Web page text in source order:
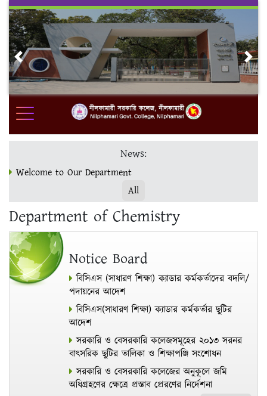
Skip
content
Previous
News:
Welcome to Our Department
ভর্তি ও ফরম পূরণ www.nilgc.eshiksabd.com ওয়েবসাইটে সম্পন্ন
করুন।
মাস্টার্স ফাইনাল ভর্তির শেষ সময় 19/12/23
All
Department of Chemistry
Notice Board
বিসিএস (সাধারণ শিক্ষা) ক্যাডার কর্মকর্তাদের বদলি/
পদায়নের আদেশ
বিসিএস(সাধারণ শিক্ষা) ক্যাডার কর্মকর্তার ছুটির
আদেশ
সরকারি ও বেসরকারি কলেজসমূহের ২০১৩ সরনর
বাৎসরিক ছুটির তালিকা ও শিক্ষাপঞ্জি সংশোধন
সরকারি ও বেসরকারি কলেজের অনুকূলে জমি
অধিগ্রহণের ক্ষেত্রে প্রস্তাব প্রেরণের নির্দেশনা